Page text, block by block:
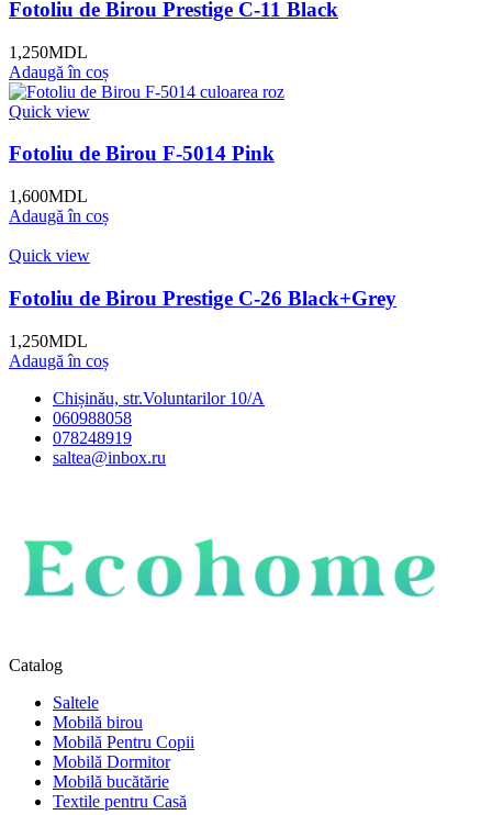
Fotoliu de Birou Prestige C-11 Black
1,250MDL
Adaugă în coș
Quick view
Fotoliu de Birou F-5014 Pink
1,600MDL
Adaugă în coș
Quick view
Fotoliu de Birou Prestige C-26 Black+Grey
1,250MDL
Adaugă în coș
Chișinău, str.Voluntarilor 10/A
060988058
078248919
saltea@inbox.ru
Catalog
Saltele
Mobilă birou
Mobilă Pentru Copii
Mobilă Dormitor
Mobilă bucătărie
Textile pentru Casă